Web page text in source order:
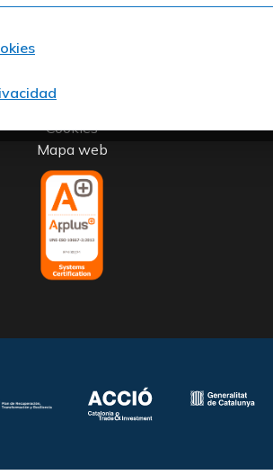
Aviso Legal
Cookies
Mapa web